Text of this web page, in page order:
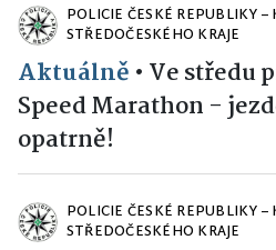
POLICIE ČESKÉ REPUBLIKY –
STŘEDOČESKÉHO KRAJE
Aktuálně • Ve středu
Speed Marathon -
opatrně!
POLICIE ČESKÉ REPUBLIKY –
STŘEDOČESKÉHO KRAJE